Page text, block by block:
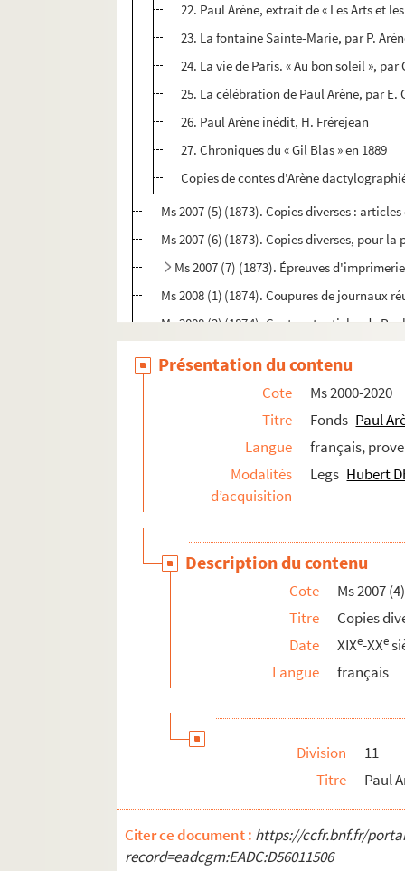
22. Paul Arène, extrait de « Les Arts et
23. La fontaine Sainte-Marie, par P.
24. La vie de Paris. « Au bon soleil », par
25. La célébration de Paul Arène, par E.
26. Paul Arène inédit, H. Frérejean
27. Chroniques du « Gil Blas » en 1889
Copies de contes d'Arène
Ms 2007 (5) (1873). Copies diverses :
Ms 2007 (6) (1873). Copies diverses, pour
Ms 2007 (7) (1873). Épreuves
Ms 2008 (1) (1874). Coupures de journaux
Ms 2008 (2) (1874). Contes et articles de
Ms 2009 (4) (1875). Contes et articles de
Ms 2009 (6) (1875). Contes et articles de
Ms 2009 (7) (1875). Contes et articles de
Ms 2009 (8) (1875). Contes et articles de
Ms 2010 (1) (1876). Contes et articles de
Ms 2010 (4) (1876). Contes et articles de
Ms 2010 (5) (1876). Contes et articles de
Ms 2011 (1) (1877). Contes et articles de
Ms 2011 (2) (1877). Contes et articles de
Ms 2011 (4) (1877). Contes et articles de
Ms 2011 (5) (1877). Contes et articles de
Présentation du contenu
Cote
Ms 2000-2020
Titre
Fonds Paul
Langue
français,
Modalités
d’acquisition
Legs Hubert
Description du contenu
Cote
Ms 2007
Titre
Copies
Date
XIXe-XXe
Langue
français
Division
11
Titre
Paul
Citer ce document : https://ccfr.bnf.fr/
record=eadcgm:EADC:D56011506